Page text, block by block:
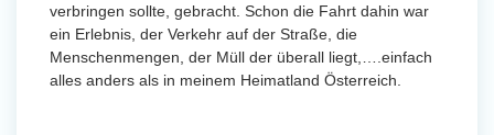
verbringen sollte, gebracht. Schon die Fahrt dahin war
ein Erlebnis, der Verkehr auf der Straße, die
Menschenmengen, der Müll der überall liegt,….einfach
alles anders als in meinem Heimatland Österreich.